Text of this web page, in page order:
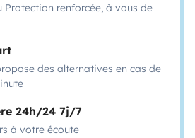
Protection renforcée, à vous de
des alternatives en cas de
24h/24 7j/7
à votre écoute